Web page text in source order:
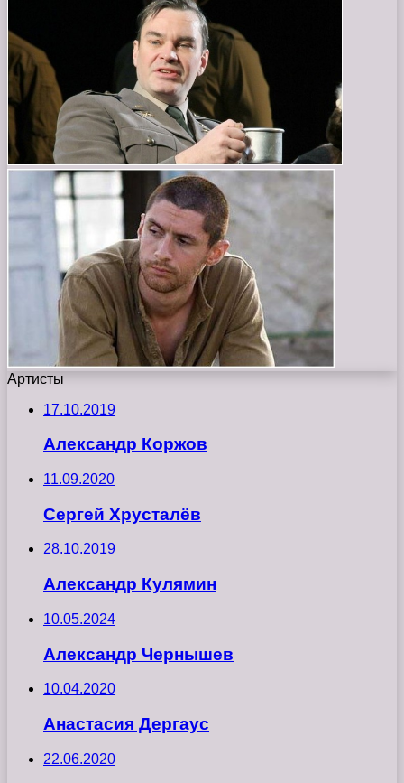
Артисты
17.10.2019
Александр Коржов
11.09.2020
Сергей Хрусталёв
28.10.2019
Александр Кулямин
10.05.2024
Александр Чернышев
10.04.2020
Анастасия Дергаус
22.06.2020